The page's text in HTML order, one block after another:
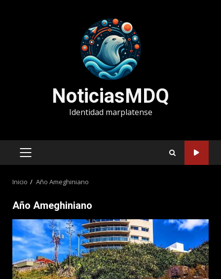
NoticiasMDQ
Identidad marplatense
MENÚ
Inicio Año Ameghiniano
Año Ameghiniano